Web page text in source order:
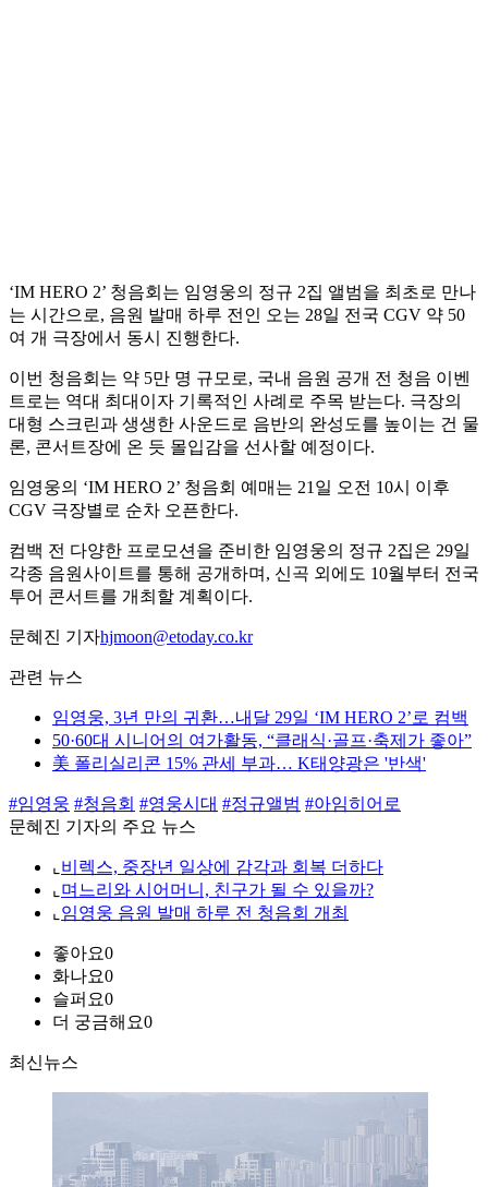
‘IM HERO 2’ 청음회는 임영웅의 정규 2집 앨범을 최초로 만나
는 시간으로, 음원 발매 하루 전인 오는 28일 전국 CGV 약 50
여 개 극장에서 동시 진행한다.
이번 청음회는 약 5만 명 규모로, 국내 음원 공개 전 청음 이벤
트로는 역대 최대이자 기록적인 사례로 주목 받는다. 극장의
대형 스크린과 생생한 사운드로 음반의 완성도를 높이는 건 물
론, 콘서트장에 온 듯 몰입감을 선사할 예정이다.
임영웅의 ‘IM HERO 2’ 청음회 예매는 21일 오전 10시 이후
CGV 극장별로 순차 오픈한다.
컴백 전 다양한 프로모션을 준비한 임영웅의 정규 2집은 29일
각종 음원사이트를 통해 공개하며, 신곡 외에도 10월부터 전국
투어 콘서트를 개최할 계획이다.
문혜진 기자hjmoon@etoday.co.kr
관련 뉴스
임영웅, 3년 만의 귀환…내달 29일 ‘IM HERO 2’로 컴백
50·60대 시니어의 여가활동, “클래식·골프·축제가 좋아”
美 폴리실리콘 15% 관세 부과… K태양광은 '반색'
#임영웅 #청음회 #영웅시대 #정규앨범 #아임히어로
문혜진 기자의 주요 뉴스
⌞ 비렉스, 중장년 일상에 감각과 회복 더하다
⌞ 며느리와 시어머니, 친구가 될 수 있을까?
⌞ 임영웅 음원 발매 하루 전 청음회 개최
좋아요0
화나요0
슬퍼요0
더 궁금해요0
최신뉴스